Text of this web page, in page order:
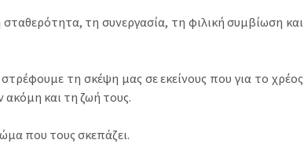
τη συνεργασία, τη φιλική συμβίωση και
τη σκέψη μας σε εκείνους που για το χρέος
και τη ζωή τους.
που τους σκεπάζει.